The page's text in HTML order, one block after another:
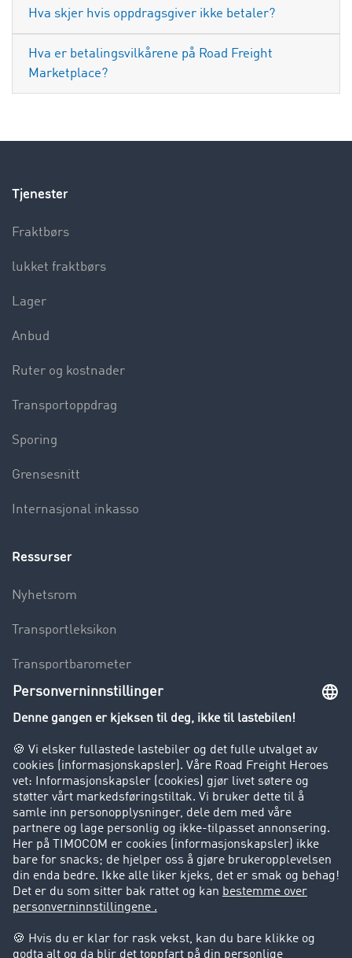
Hva skjer hvis oppdragsgiver ikke betaler?
Hva er betalingsvilkårene på Road Freight
Marketplace?
Tjenester
Fraktbørs
lukket fraktbørs
Lager
Anbud
Ruter og kostnader
Transportoppdrag
Sporing
Grensesnitt
Internasjonal inkasso
Ressurser
Nyhetsrom
Transportleksikon
Transportbarometer
Innsyn i fraktbørsen
Bedriften
Kunder verver kunder
Suksesshistorier
Kundestøtte
Kundestøtte
Juridisk informasjon